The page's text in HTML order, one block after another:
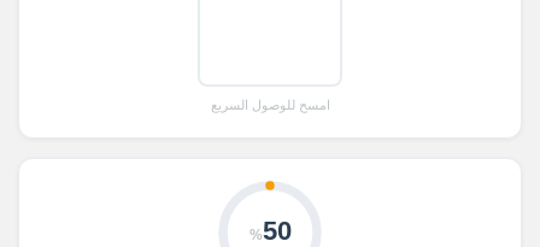
امسح للوصول السريع
50
%